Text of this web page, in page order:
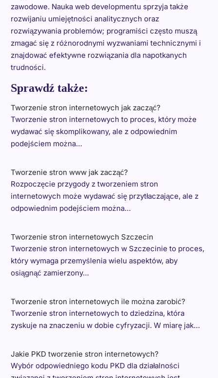
zawodowe. Nauka web developmentu sprzyja także
rozwijaniu umiejętności analitycznych oraz
rozwiązywania problemów; programiści często muszą
zmagać się z różnorodnymi wyzwaniami technicznymi i
znajdować efektywne rozwiązania dla napotkanych
trudności.
Sprawdź także:
Tworzenie stron internetowych jak zacząć?
Tworzenie stron internetowych to proces, który może
wydawać się skomplikowany, ale z odpowiednim
podejściem można…
Tworzenie stron www jak zacząć?
Rozpoczęcie przygody z tworzeniem stron
internetowych może wydawać się przytłaczające, ale z
odpowiednim podejściem można…
Tworzenie stron internetowych Szczecin
Tworzenie stron internetowych w Szczecinie to proces,
który wymaga przemyślenia wielu aspektów, aby
osiągnąć zamierzony…
Tworzenie stron internetowych ile można zarobić?
Tworzenie stron internetowych to dziedzina, która
zyskuje na znaczeniu w dobie cyfryzacji. W miarę jak…
Jakie PKD tworzenie stron internetowych?
Wybór odpowiedniego kodu PKD dla działalności